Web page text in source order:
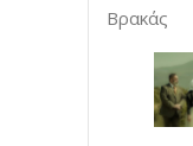
Βρακάς